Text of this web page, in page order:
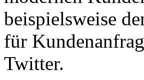
beispielsweise
für
Twitter.